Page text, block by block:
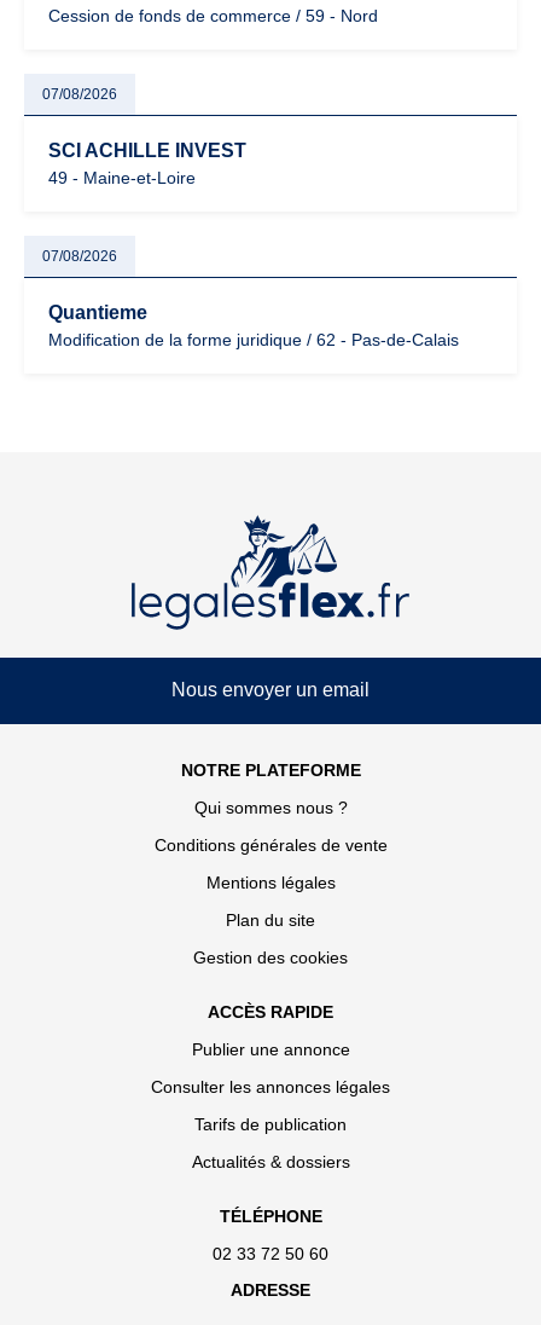
Cession de fonds de commerce / 59 - Nord
07/08/2026
SCI ACHILLE INVEST
49 - Maine-et-Loire
07/08/2026
Quantieme
Modification de la forme juridique / 62 - Pas-de-Calais
Nous envoyer un email
NOTRE PLATEFORME
Qui sommes nous ?
Conditions générales de vente
Mentions légales
Plan du site
Gestion des cookies
ACCÈS RAPIDE
Publier une annonce
Consulter les annonces légales
Tarifs de publication
Actualités & dossiers
TÉLÉPHONE
02 33 72 50 60
ADRESSE